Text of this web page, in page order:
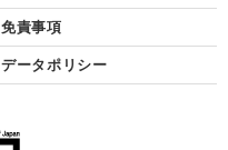
免責事項
データポリシー